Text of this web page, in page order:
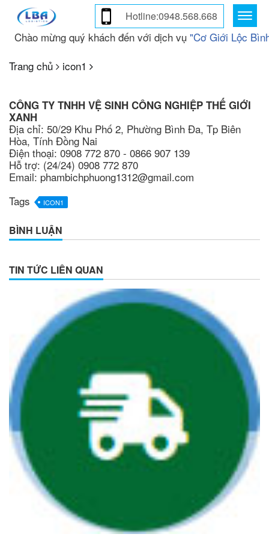
Hotline:0948.568.668
Chào mừng quý khách đến với dịch vụ"Cơ Giới Lộc
Trang chủ
icon1
CÔNG TY TNHH VỆ SINH CÔNG NGHIỆP THẾ GIỚI
XANH
Địa chỉ: 50/29 Khu Phố 2, Phường Bình Đa, Tp Biên
Hòa, Tính Đồng Nai
Điện thoại: 0908 772 870 - 0866 907 139
Hỗ trợ: (24/24) 0908 772 870
Email: phambichphuong1312@gmail.com
Tags
ICON1
BÌNH LUẬN
TIN TỨC LIÊN QUAN